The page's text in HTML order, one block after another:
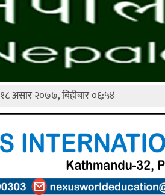
१८ असार २०७७, बिहीबार ०६:५४